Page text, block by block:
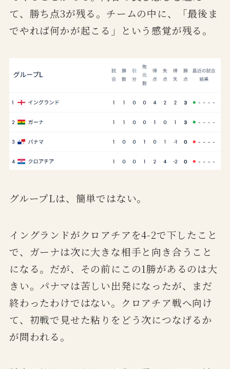
て、勝ち点3が残る。チームの中に、「最後ま
でやれば何かが起こる」という感覚が残る。
グループLは、簡単ではない。
イングランドがクロアチアを4-2で下したこと
で、ガーナは次に大きな相手と向き合うこと
になる。だが、その前にこの1勝があるのは大
きい。パナマは苦しい出発になったが、まだ
終わったわけではない。クロアチア戦へ向け
て、初戦で見せた粘りをどう次につなげるか
が問われる。